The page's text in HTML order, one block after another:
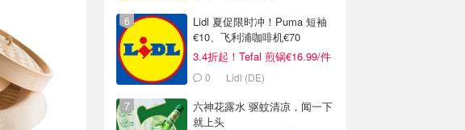
Lidl 夏促限时冲！Puma 短袖
€10、飞利浦咖啡机€70
3.4折起！Tefal 煎锅€16.99/件
0 Lidl (DE)
六神花露水 驱蚊清凉，闻一下
就上头